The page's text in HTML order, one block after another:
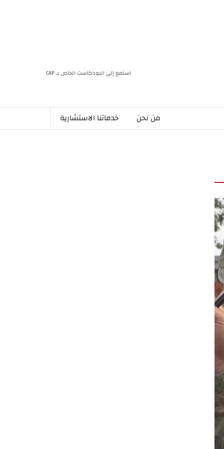
استمع إلى البودكاست الخاص بـ CAP
من نحن خدماتنا الاستشارية